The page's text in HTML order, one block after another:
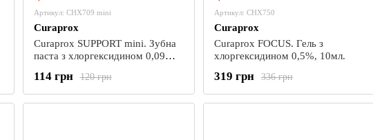
Артикул: CHX709 mini
Curaprox
Curaprox SUPPORT mini. Зубна
паста з хлоргексидином 0,09% +
фтор, 10мл.120 грн
114 грн
Артикул: CHX750
Curaprox
Curaprox FOCUS. Гель з
хлоргексидином 0,5%, 10мл.
336 грн
319 грн